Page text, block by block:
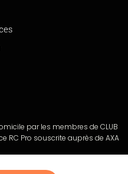
par les membres de CLUB
RC Pro souscrite auprès de AXA